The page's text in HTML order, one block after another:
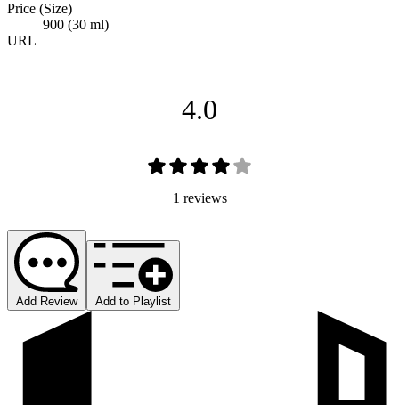
Price (Size)
900 (30 ml)
URL
4.0
1 reviews
Add Review Add to Playlist